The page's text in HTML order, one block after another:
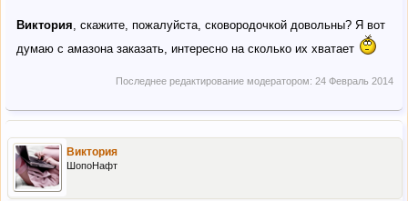
Виктория , скажите, пожалуйста, сковородочкой довольны? Я вот
думаю с амазона заказать, интересно на сколько их хватает
Последнее редактирование модератором: 24 Февраль 2014
Виктория
ШопоНафт